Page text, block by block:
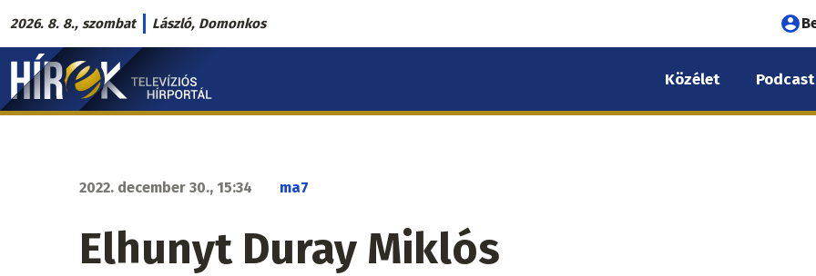
Ugrás
a
tartalomra
2026. 8. 8., szombat László, Domonkos
fiók
Hírek.sk
fő
Közélet Podcast
2022. december 30., 15:34 ma7
Elhunyt Duray Miklós